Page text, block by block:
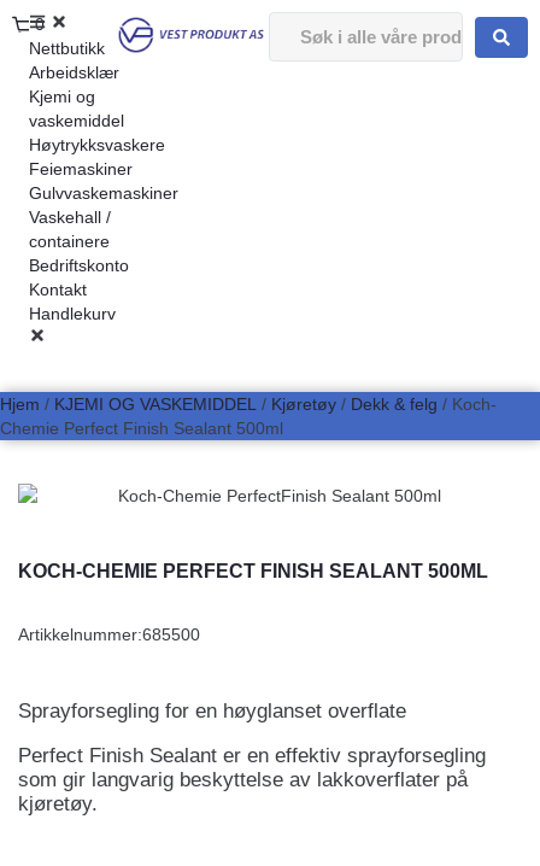
0
Nettbutikk
Arbeidsklær
Kjemi og
vaskemiddel
Høytrykksvaskere
Feiemaskiner
Gulvvaskemaskiner
Vaskehall /
containere
Bedriftskonto
Kontakt
Handlekurv
Hjem / KJEMI OG VASKEMIDDEL / Kjøretøy / Dekk & felg / Koch-
Chemie Perfect Finish Sealant 500ml
KOCH-CHEMIE PERFECT FINISH SEALANT 500ML
Artikkelnummer:685500
Sprayforsegling for en høyglanset overflate
Perfect Finish Sealant er en effektiv sprayforsegling
som gir langvarig beskyttelse av lakkoverflater på
kjøretøy.